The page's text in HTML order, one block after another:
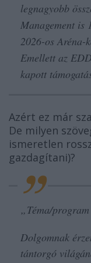
legnagyobb
Management is
2026-os Aréna-
Emellett az
kapott
Azért ez már
De milyen
ismeretlen
gazdagítani)?
„ Téma/program
Dolgomnak
tántorgó